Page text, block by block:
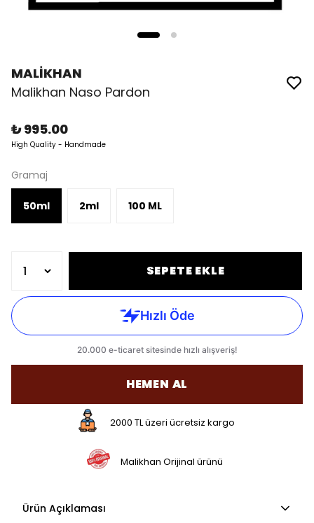
MALİKHAN
Malikhan Naso Pardon
₺ 995.00
High Quality - Handmade
Gramaj
50ml 2ml 100 ML
SEPETE EKLE
HEMEN AL
2000 TL üzeri ücretsiz kargo
Malikhan Orijinal ürünü
Ürün Açıklaması